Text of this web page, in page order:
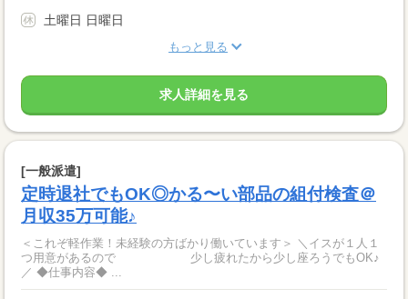
土曜日 日曜日
もっと見る
求人詳細を見る
[一般派遣]
定時退社でもOK◎かる〜い部品の組付検査＠
月収35万可能♪
＜これぞ軽作業！未経験の方ばかり働いています＞ ＼イスが１人１
つ用意があるので 少し疲れたから少し座ろうでもOK♪
／ ◆仕事内容◆ ...